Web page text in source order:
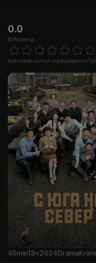
0.0
Baholang
1 Star 2 Stars 3 Stars 4 Stars5 Stars 6 Stars7
baholash uchun yulduzlarni
45min18+2024 Drama